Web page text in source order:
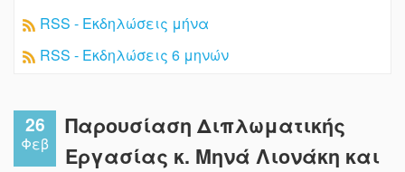
RSS - Εκδηλώσεις μήνα
RSS - Εκδηλώσεις 6 μηνών
26
Φεβ
Παρουσίαση Διπλωματικής
Εργασίας κ. Μηνά Λιονάκη και